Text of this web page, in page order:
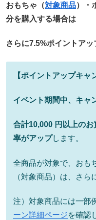
おもちゃ（対象商品）・
分を購入する場合は
さらに7.5%ポイントアッ
【ポイントアップキャ
イベント期間中、キャ
合計10,000 円以上の
率がアップします。
全商品が対象で、おも
（対象商品）は、さら
注）対象商品には一部
ーン詳細ページを確認